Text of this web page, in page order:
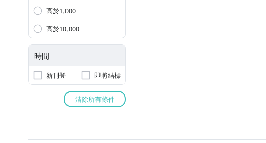
高於1,000
高於10,000
時間
新刊登 即將結標
清除所有條件